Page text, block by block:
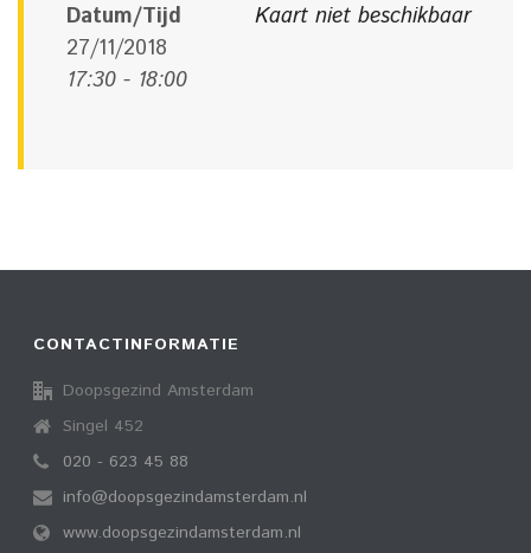
Kaart niet beschikbaar
Datum/Tijd
27/11/2018
17:30 - 18:00
CONTACTINFORMATIE
Doopsgezind Amsterdam
Singel 452
020 - 623 45 88
info@doopsgezindamsterdam.nl
www.doopsgezindamsterdam.nl